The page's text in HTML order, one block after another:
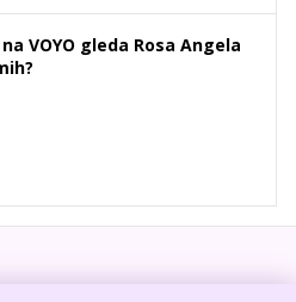
VOYO gleda Rosa Angela